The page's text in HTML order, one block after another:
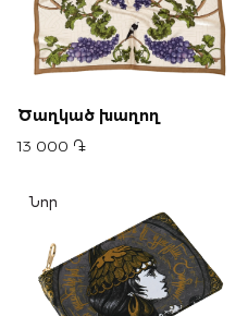
Ծաղկած խաղող
13 000 ֏
Նոր